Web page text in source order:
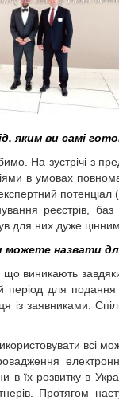
яким ви самі
На зустрічі з
в умовах
потенціал
реєстрів,
для них дуже цінним.
можете назвати
виникають
період для
із заявниками.
всі
в їх розвитку в
Протягом